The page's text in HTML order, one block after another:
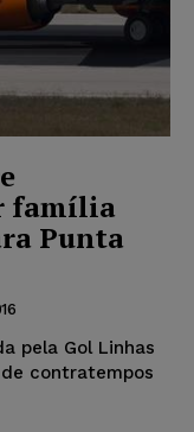
família
Punta
pela Gol Linhas
contratempos